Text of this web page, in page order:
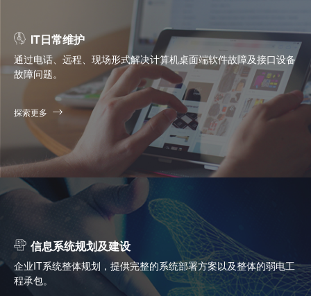
IT日常维护
通过电话、远程、现场形式解决计算机桌面端软件故障及接口设备
故障问题。
探索更多
信息系统规划及建设
企业IT系统整体规划，提供完整的系统部署方案以及整体的弱电工
程承包。